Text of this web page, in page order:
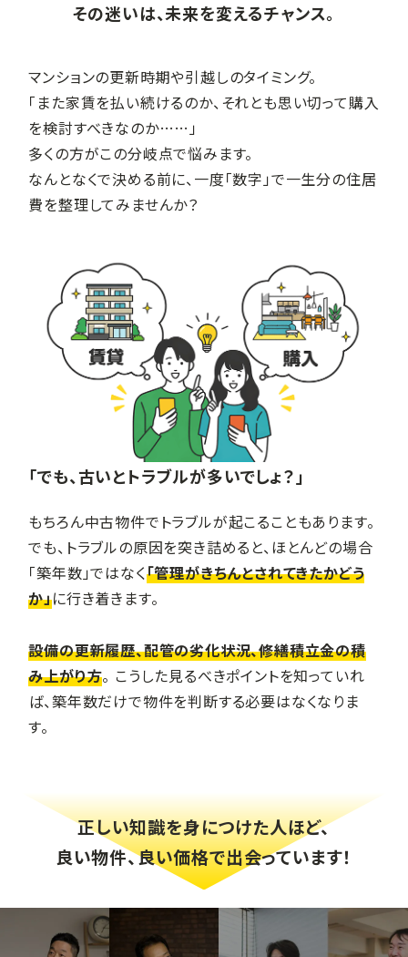
その迷いは、未来を変えるチャンス。
マンションの更新時期や引越しのタイミング。
「また家賃を払い続けるのか、それとも思い切って購入
を検討すべきなのか……」
多くの方がこの分岐点で悩みます。
なんとなくで決める前に、一度「数字」で一生分の住居
費を整理してみませんか？
「でも、古いとトラブルが多いでしょ？」
もちろん中古物件でトラブルが起こることもあります。
でも、トラブルの原因を突き詰めると、ほとんどの場合
「築年数」ではなく「管理がきちんとされてきたかどう
か」に行き着きます。
設備の更新履歴、配管の劣化状況、修繕積立金の積
み上がり方。 こうした見るべきポイントを知っていれ
ば、築年数だけで物件を判断する必要はなくなりま
す。
正しい知識を身につけた人ほど、
良い物件、良い価格で出会っています！